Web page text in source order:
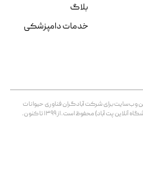
وب‌سايت برای شرکت آبادگران فناوری حیوانات
پت آباد) محفوظ است. از ۱۳۹۹ تا کنون.
بلاگ
خدمات دامپزشکی